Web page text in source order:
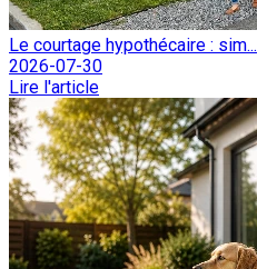
Le courtage hypothécaire : sim...
2026-07-30
Lire l'article